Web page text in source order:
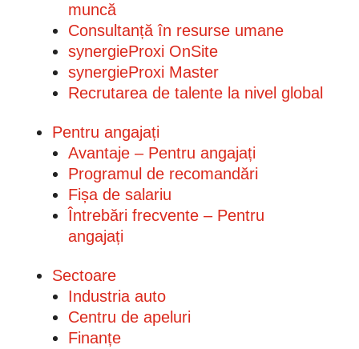
muncă
Consultanță în resurse umane
synergieProxi OnSite
synergieProxi Master
Recrutarea de talente la nivel global
Pentru angajați
Avantaje – Pentru angajați
Programul de recomandări
Fișa de salariu
Întrebări frecvente – Pentru
angajați
Sectoare
Industria auto
Centru de apeluri
Finanțe